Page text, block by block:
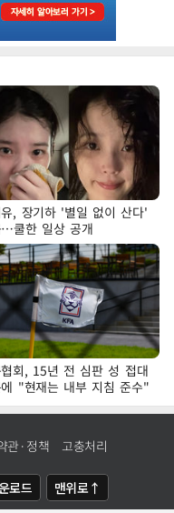
유, 장기하 '별일 없이 산다'
…쿨한 일상 공개
회, 15년 전 심판 성 접대
"현재는 내부 지침 준수"
관·정책 고충처리
로드 맨위로↑